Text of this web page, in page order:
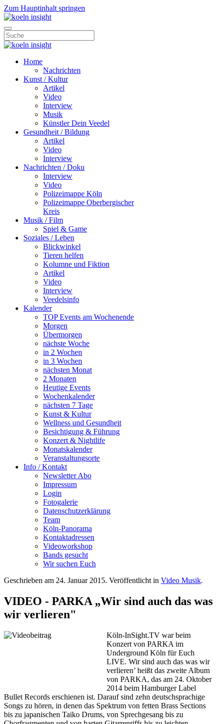
Zum Hauptinhalt springen
Home
Nachrichten
Kunst / Kultur
Artikel
Video
Interview
Musik
Künstler Dein Veedel
Gesundheit / Bildung
Artikel
Video
Interview
Nachrichten / Doku
Interview
Video
Polizeimappe Köln
Polizeimappe Oberbergischer
Kreis
Musik / Film
Spiel & Game
Soziales / Leben
Blickwinkel
Tieren helfen
Kolumne und Fiktion
Artikel
Video
Interview
Veedelsinfo
Kalender
TOP Events am Wochenende
Morgen
Übermorgen
nächste Woche
in 2 Wochen
in 3 Wochen
nächsten Monat
2 Monaten
Heutige Events
Wochenkalender
nächsten 7 Tage
Kunst & Kultur
Wellness und Gesundheit
Besichtigung & Führung
Konzert & Nightlife
Monatskalender
Veranstaltungsorte
Info / Kontakt
Newsletter Abo
Impressum
Login
Fotogalerie
Datenschutzerklärung
Team
Köln-Panorama
Kontaktadressen
Videoworkshop
Bands gesucht
Wir suchen Euch
Geschrieben am 24. Januar 2015. Veröffentlicht in Video Musik.
VIDEO - PARKA „Wir sind auch das was
wir verlieren"
Köln-InSight.TV war beim
Konzert von PARKA im
Underground Köln für Euch
LIVE. Wir sind auch das was wir
verlieren’ heißt das zweite Album
von PARKA, das am 24. Oktober
2014 beim Hamburger Label
Bullet Records erschienen ist. Darauf sind zehn deutschsprachige
Songs zu hören, in denen das Spektrum von fetten Brass Sections
bis zu japanischen Taiko Drums, von Sprechgesang bis zu